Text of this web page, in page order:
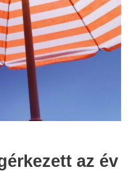
az év